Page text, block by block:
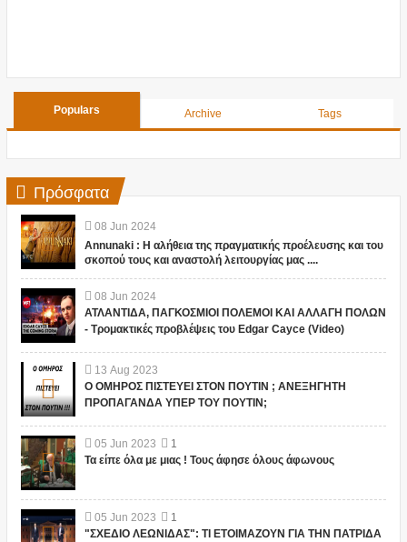
Populars Archive Tags
Πρόσφατα
08 Jun 2024
Annunaki : Η αλήθεια της πραγματικής προέλευσης και του
σκοπού τους και αναστολή λειτουργίας μας ....
08 Jun 2024
ΑΤΛΑΝΤΙΔΑ, ΠΑΓΚΟΣΜΙΟΙ ΠΟΛΕΜΟΙ ΚΑΙ ΑΛΛΑΓΗ ΠΟΛΩΝ
- Τρομακτικές προβλέψεις του Edgar Cayce (Video)
13 Aug 2023
Ο ΟΜΗΡΟΣ ΠΙΣΤΕΥΕΙ ΣΤΟΝ ΠΟΥΤΙΝ ; ΑΝΕΞΗΓΗΤΗ
ΠΡΟΠΑΓΑΝΔΑ ΥΠΕΡ ΤΟΥ ΠΟΥΤΙΝ;
05 Jun 2023
1
Τα είπε όλα με μιας ! Τους άφησε όλους άφωνους
05 Jun 2023
1
"ΣΧΕΔΙΟ ΛΕΩΝΙΔΑΣ": ΤΙ ΕΤΟΙΜΑΖΟΥΝ ΓΙΑ ΤΗΝ ΠΑΤΡΙΔΑ